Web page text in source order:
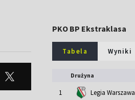
PKO BP Ekstraklasa
Tabela Wyniki
Drużyna
1 Legia Warszawa